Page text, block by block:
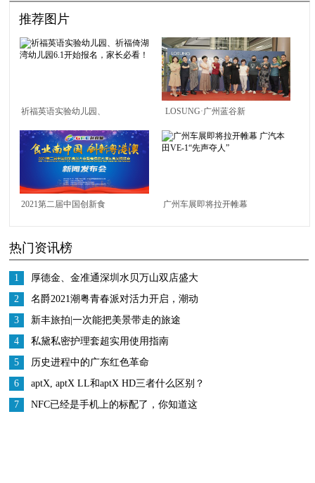
推荐图片
祈福英语实验幼儿园、
祈福倚湖湾幼儿园6.1开
始报名，家长必看！
LOSUNG·广州蓝谷新
贵生活全案定制馆闪耀
开幕｜ 新贵荣耀开启高
2021第二届中国创新食
食品博览会新闻发布会
广州车展即将拉开帷幕
热门资讯榜
1
厚德金、金准通深圳水贝万山双店盛大
开业
2
名爵2021潮粤青春派对活力开启，潮动
珠江之畔
3
新丰旅拍|一次能把美景带走的旅途
4
私黛私密护理套超实用使用指南
5
历史进程中的广东红色革命
6
aptX, aptX LL和aptX HD三者什么区别？
7
NFC已经是手机上的标配了，你知道这